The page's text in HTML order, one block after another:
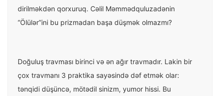
dirilməkdən qorxuruq. Cəlil Məmmədquluzadənin
“Ölülər”ini bu prizmadan başa düşmək olmazmı?
Doğuluş travması birinci və ən ağır travmadır. Lakin bir
çox travmanı 3 praktika sayəsində dəf etmək olar:
tənqidi düşüncə, mötədil sinizm, yumor hissi. Bu